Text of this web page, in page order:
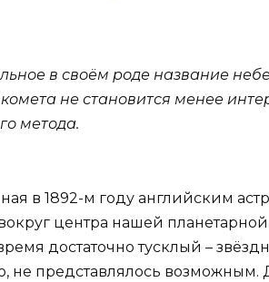
в своём роде название
комета не становится менее
метода.
в 1892-м году английским
центра нашей
достаточно тусклый –
не представлялось